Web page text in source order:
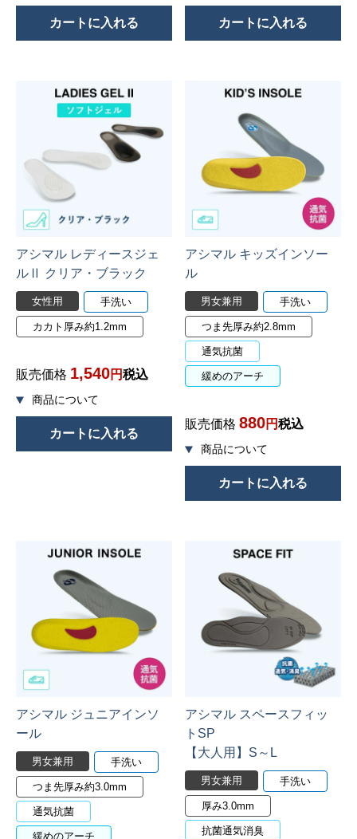
カートに入れる カートに入れる
アシマル レディースジェ
ルⅡ クリア・ブラック
女性用 手洗い
カカト厚み約1.2mm
販売価格 1,540 税込
カートに入れる
アシマル キッズインソー
ル
男女兼用 手洗い
つま先厚み約2.8mm
通気抗菌
緩めのアーチ
販売価格 880 税込
カートに入れる
アシマル ジュニアインソ
ール
男女兼用 手洗い
つま先厚み約3.0mm
通気抗菌
緩めのアーチ
アシマル スペースフィッ
トSP
【大人用】S～L
男女兼用 手洗い
厚み3.0mm
抗菌通気消臭